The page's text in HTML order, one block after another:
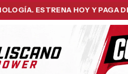
ESTRENA HOY Y PAGA
Home Sneakers